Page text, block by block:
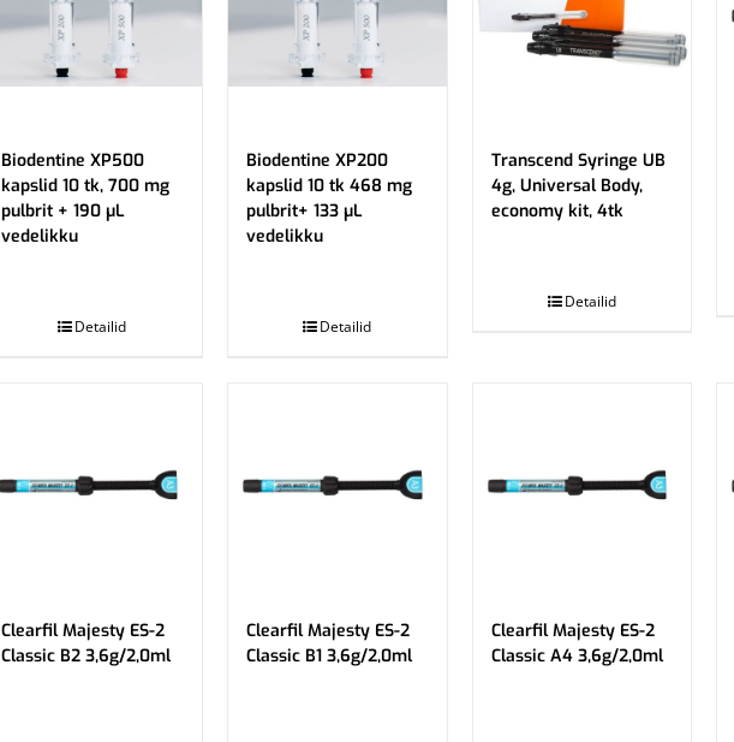
Biodentine XP500
kapslid 10 tk, 700 mg
pulbrit + 190 µL
vedelikku
Detailid
Biodentine XP200
kapslid 10 tk 468 mg
pulbrit+ 133 µL
vedelikku
Detailid
Transcend Syringe UB
4g, Universal Body,
economy kit, 4tk
Detailid
Clearfil Majesty ES-2
Classic B2 3,6g/2,0ml
Clearfil Majesty ES-2
Classic B1 3,6g/2,0ml
Clearfil Majesty ES-2
Classic A4 3,6g/2,0ml